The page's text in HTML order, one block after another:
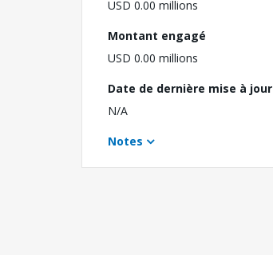
USD 0.00 millions
Montant engagé
USD 0.00 millions
Date de dernière mise à jour
N/A
Notes